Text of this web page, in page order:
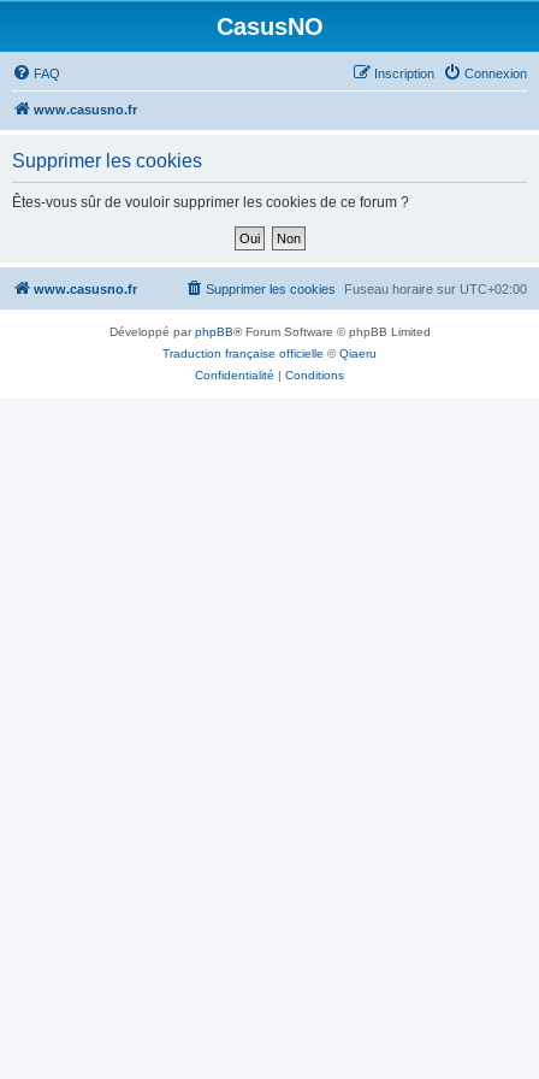
CasusNO
FAQ Connexion
Inscription
www.casusno.fr
Supprimer les cookies
Êtes-vous sûr de vouloir supprimer les cookies de ce forum ?
www.casusno.fr Fuseau horaire sur UTC+02:00
Supprimer les cookies
Développé parphpBB® Forum Software © phpBB Limited
Traduction française officielle ©Qiaeru
Confidentialité | Conditions